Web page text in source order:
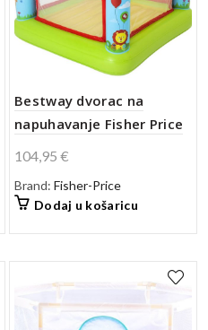
Bestway dvorac na
napuhavanje Fisher Price
104,95€
Brand:Fisher-Price
Dodaj u košaricu